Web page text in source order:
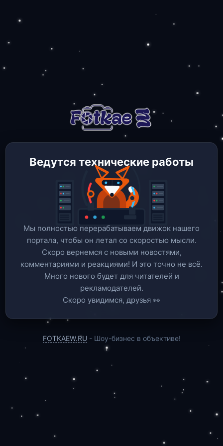
Ведутся технические работы
Мы полностью перерабатываем движок нашего
портала, чтобы он летал со скоростью мысли.
Скоро вернемся c новыми новостями,
комментариями и реакциями! И это точно не всё.
Много нового будет для читателей и
рекламодателей.
Скоро увидимся, друзья 👀
FOTKAEW.RU - Шоу-бизнес в объективе!